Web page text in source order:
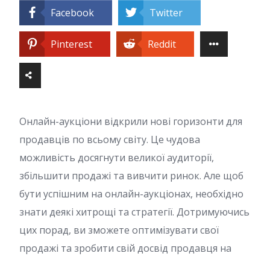
Facebook Twitter
Pinterest Reddit
Онлайн-аукціони відкрили нові горизонти для
продавців по всьому світу. Це чудова
можливість досягнути великої аудиторії,
збільшити продажі та вивчити ринок. Але щоб
бути успішним на онлайн-аукціонах, необхідно
знати деякі хитрощі та стратегії. Дотримуючись
цих порад, ви зможете оптимізувати свої
продажі та зробити свій досвід продавця на